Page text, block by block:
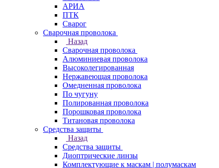
АРИА
ПТК
Сварог
Сварочная проволока
Назад
Сварочная проволока
Алюминиевая проволока
Высоколегированная
Нержавеющая проволока
Омедненная проволока
По чугуну
Полированная проволока
Порошковая проволока
Титановая проволока
Средства защиты
Назад
Средства защиты
Диоптрические линзы
Комплектующие к маскам | полумаскам